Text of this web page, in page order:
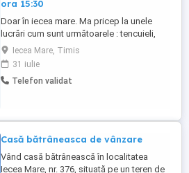
ora 15:30
Doar în iecea mare. Ma pricep la unele
lucrări cum sunt următoarele : tencuieli,
ziduri faianță etc, la preț ne intelegem. Nu
fac instalații sanitare și de electricitate.
Pot face și alte lucruri pe lângă casa
omului tăi iarba cu trimmerul. Aceste
Iecea Mare, Timis
31 iulie
Telefon validat
Casă bătrâneasca de vânzare
Vând casă bătrânească în localitatea
Iecea Mare, nr. 376, situată pe un teren de